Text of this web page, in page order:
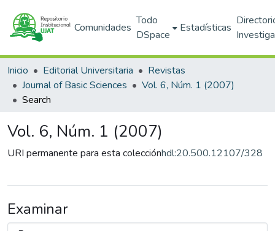
Comunidades
Todo
DSpace
Estadísticas
Inicio Editorial Universitaria
Revistas
Journal of Basic Sciences
Vol. 6, Núm. 1 (2007)
Search
Vol. 6, Núm. 1 (2007)
URI permanente para esta colecciónhdl:20.500.12107/328
Examinar